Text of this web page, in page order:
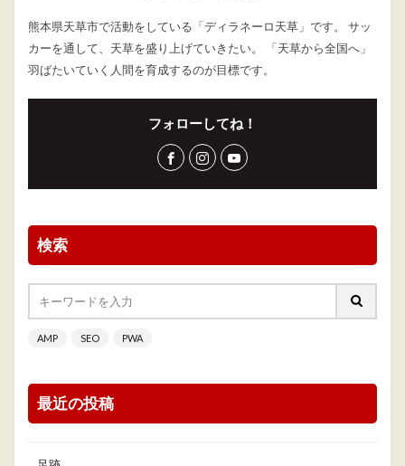
熊本県天草市で活動をしている「ディラネーロ天草」です。 サッ
カーを通して、天草を盛り上げていきたい。 「天草から全国へ」
羽ばたいていく人間を育成するのが目標です。
フォローしてね！
検索
AMP SEO PWA
最近の投稿